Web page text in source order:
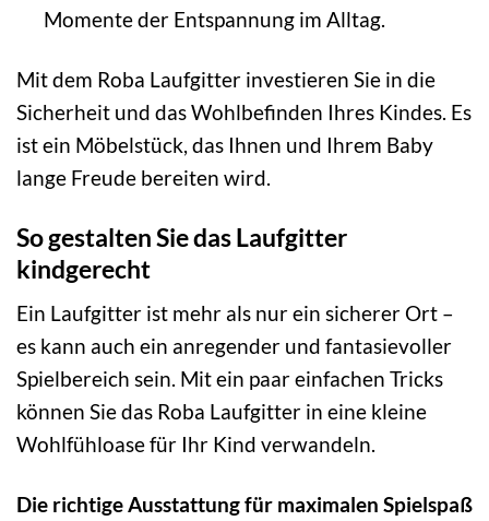
Momente der Entspannung im Alltag.
Mit dem Roba Laufgitter investieren Sie in die
Sicherheit und das Wohlbefinden Ihres Kindes. Es
ist ein Möbelstück, das Ihnen und Ihrem Baby
lange Freude bereiten wird.
So gestalten Sie das Laufgitter
kindgerecht
Ein Laufgitter ist mehr als nur ein sicherer Ort –
es kann auch ein anregender und fantasievoller
Spielbereich sein. Mit ein paar einfachen Tricks
können Sie das Roba Laufgitter in eine kleine
Wohlfühloase für Ihr Kind verwandeln.
Die richtige Ausstattung für maximalen Spielspaß